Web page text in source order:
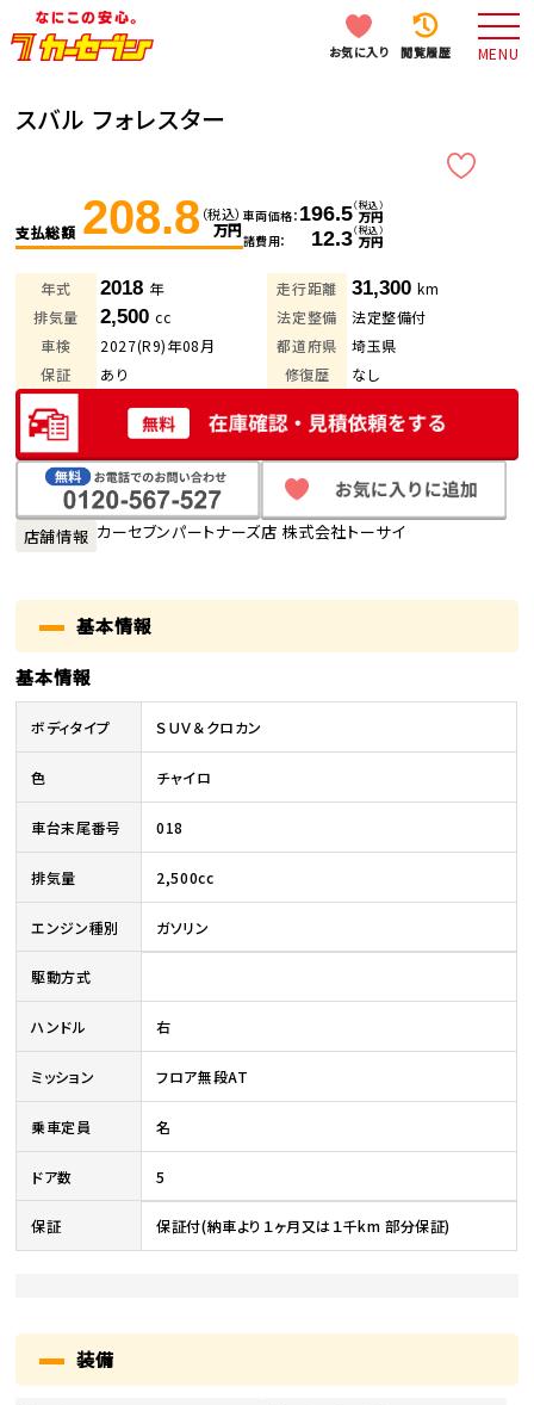
お気に入り 閲覧履歴 MENU
スバル フォレスター
支払総額 208.8 （税込）
万円
車両価格 196.5（税込）
万円
諸費用
12.3（税込）
万円
年式 2018 年 走行距離 31,300 km
排気量
2,500cc 法定整備
法定整備付
車検
2027(R9)年08月 都道府県
埼玉県
保証
あり 修復歴 なし
店舗情報 カーセブンパートナーズ店 株式会社トーサイ
基本情報
基本情報
ボディタイプ ＳＵＶ＆クロカン
色 チャイロ
車台末尾番号 018
排気量 2,500cc
エンジン種別 ガソリン
駆動方式
ハンドル 右
ミッション フロア無段AT
乗車定員 名
ドア数 5
保証 保証付(納車より１ヶ月又は１千km 部分保証)
装備